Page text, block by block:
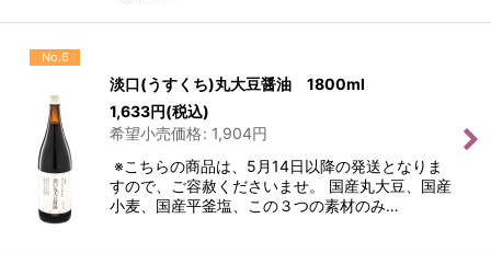
No.6
淡口(うすくち)丸大豆醤油 1800ml
1,633円(税込)
希望小売価格: 1,904円
※こちらの商品は、5月14日以降の発送となりま
すので、ご容赦くださいませ。 国産丸大豆、国産
小麦、国産平釜塩、この３つの素材のみ…